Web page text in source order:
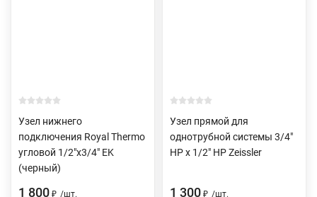
Узел нижнего
подключения Royal Thermo
угловой 1/2"х3/4" EK
(черный)
1 800 ₽ /шт.
Узел прямой для
однотрубной системы 3/4"
НР х 1/2" HP Zeissler
1 300 ₽ /шт.